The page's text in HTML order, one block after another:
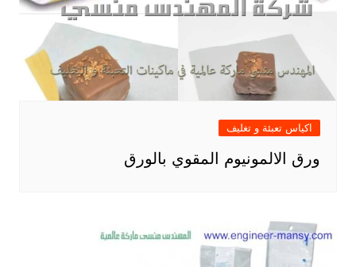
اكياس تعبئة و تغليف
ورق الالمونيوم المقوي بالورق